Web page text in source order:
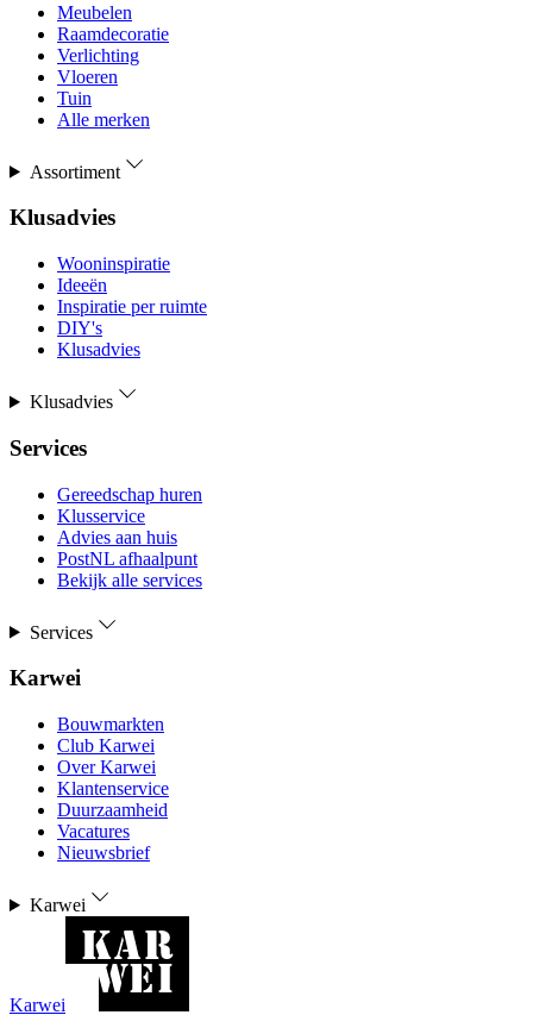
Meubelen
Raamdecoratie
Verlichting
Vloeren
Tuin
Alle merken
Assortiment
Klusadvies
Wooninspiratie
Ideeën
Inspiratie per ruimte
DIY's
Klusadvies
Klusadvies
Services
Gereedschap huren
Klusservice
Advies aan huis
PostNL afhaalpunt
Bekijk alle services
Services
Karwei
Bouwmarkten
Club Karwei
Over Karwei
Klantenservice
Duurzaamheid
Vacatures
Nieuwsbrief
Karwei
Karwei